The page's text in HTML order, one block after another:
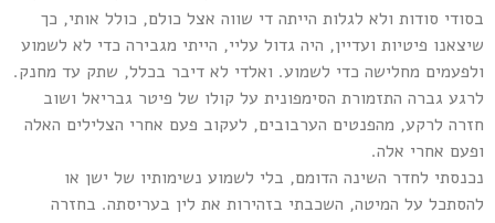
בסודי סודות ולא לגלות הייתה די שווה אצל כולם, כולל אותי, כך
שיצאנו פיטיות ועדיין, היה גדול עליי, הייתי מגבירה כדי לא לשמוע
ולפעמים מחלישה כדי לשמוע. ואלדי לא דיבר בכלל, שתק עד מחנק.
לרגע גברה התזמורת הסימפונית על קולו של פיטר גבריאל ושוב
חזרה לרקע, מהפנטים הערבובים, לעקוב פעם אחרי הצלילים האלה
ופעם אחרי אלה.
נכנסתי לחדר השינה הדומם, בלי לשמוע נשימותיו של ישן או
להסתכל על המיטה, השכבתי בזהירות את לין בעריסתה. בחזרה